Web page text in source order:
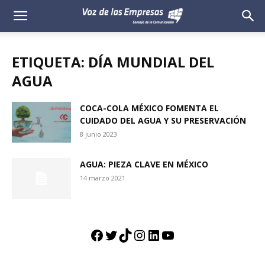
Voz
Empresas
ETIQUETA: DÍA MUNDIAL DEL
AGUA
COCA-COLA MÉXICO FOMENTA EL
CUIDADO DEL AGUA Y SU PRESERVACIÓN
8 junio 2023
AGUA: PIEZA CLAVE EN MÉXICO
14 marzo 2021
Facebook
Twitter
TikTok
Instagram
LinkedIn
YouTube